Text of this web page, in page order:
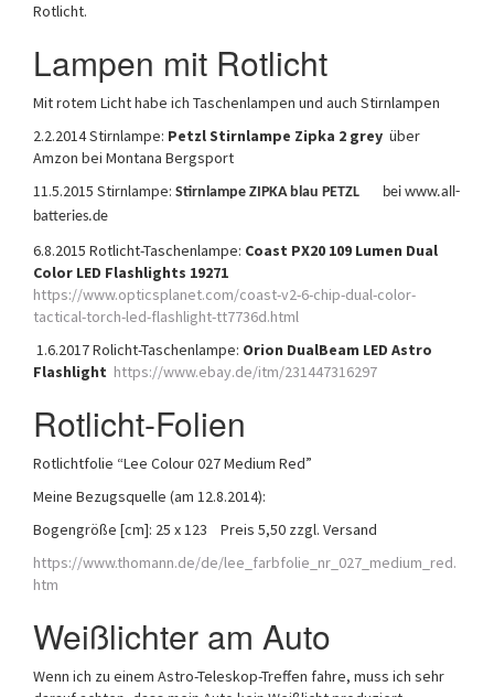
Rotlicht.
Lampen mit Rotlicht
Mit rotem Licht habe ich Taschenlampen und auch Stirnlampen
2.2.2014 Stirnlampe: Petzl Stirnlampe Zipka 2 grey über
Amzon bei Montana Bergsport
11.5.2015 Stirnlampe: Stirnlampe ZIPKA blau PETZL bei www.all-
batteries.de
6.8.2015 Rotlicht-Taschenlampe: Coast PX20 109 Lumen Dual
Color LED Flashlights 19271
https://www.opticsplanet.com/coast-v2-6-chip-dual-color-
tactical-torch-led-flashlight-tt7736d.html
1.6.2017 Rolicht-Taschenlampe: Orion DualBeam LED Astro
Flashlight https://www.ebay.de/itm/231447316297
Rotlicht-Folien
Rotlichtfolie “Lee Colour 027 Medium Red”
Meine Bezugsquelle (am 12.8.2014):
Bogengröße [cm]: 25 x 123 Preis 5,50 zzgl. Versand
https://www.thomann.de/de/lee_farbfolie_nr_027_medium_red.
htm
Weißlichter am Auto
Wenn ich zu einem Astro-Teleskop-Treffen fahre, muss ich sehr